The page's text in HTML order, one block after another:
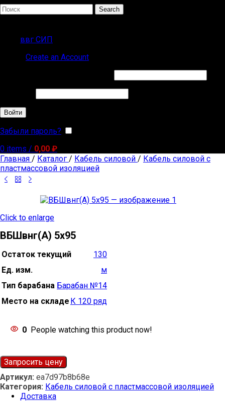
Search
ввг СИП
Create an Account
Войти
Забыли пароль?
0 items / 0,00 ₽
Главная / Каталог / Кабель силовой / Кабель силовой с
пластмассовой изоляцией
Click to enlarge
ВБШвнг(А) 5х95
Остаток текущий
130
Ед. изм.
м
Тип барабана Барабан №14
Место на складе К 120 ряд
0 People watching this product now!
Запросить цену
Артикул: ea7d97b8b68e
Категория: Кабель силовой с пластмассовой изоляцией
Доставка